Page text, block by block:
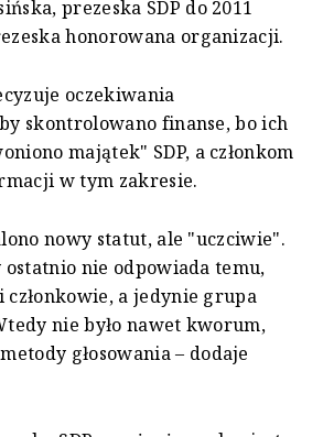
prezeska SDP do 2011
honorowana organizacji.
oczekiwania
skontrolowano finanse, bo ich
majątek" SDP, a członkom
w tym zakresie.
nowy statut, ale "uczciwie".
nie odpowiada temu,
członkowie, a jedynie grupa
nie było nawet kworum,
głosowania – dodaje